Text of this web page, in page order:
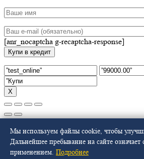
[anr_nocaptcha g-recaptcha-response]
Х
Select at least 2 products
to compare
Мы используем файлы cookie, чтобы
Дальнейшее пребывание на сайте означает
применением. Подробнее